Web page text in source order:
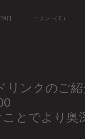
日 コメント( 0 ）
リンクのご
とでより奥